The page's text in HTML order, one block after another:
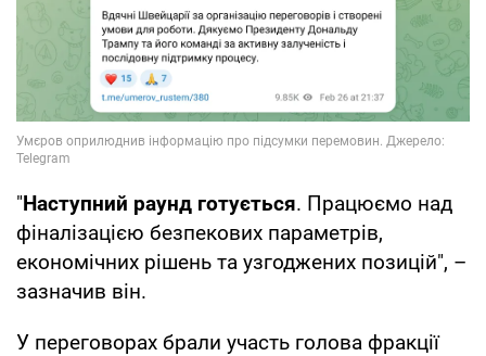
"Наступний раунд готується. Працюємо над
фіналізацією безпекових параметрів,
економічних рішень та узгоджених позицій", –
зазначив він.
У переговорах брали участь голова фракції